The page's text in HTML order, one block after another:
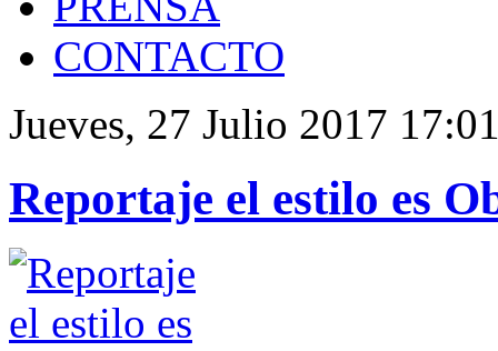
CONTACTO
Jueves, 27 Julio 2017
Reportaje el estilo es